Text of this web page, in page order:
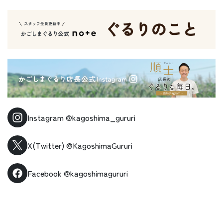
Instagram@kagoshima_gururi
X(Twitter) @KagoshimaGururi
Facebook @kagoshimagururi